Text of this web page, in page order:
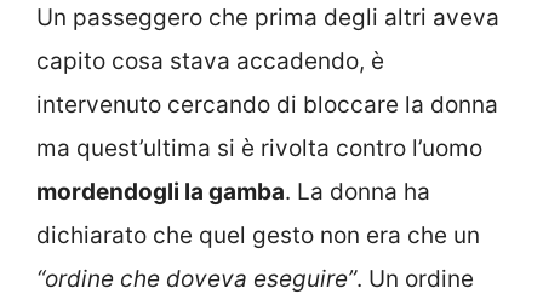
Un passeggero che prima degli altri aveva
capito cosa stava accadendo, è
intervenuto cercando di bloccare la donna
ma quest’ultima si è rivolta contro l’uomo
mordendogli la gamba. La donna ha
dichiarato che quel gesto non era che un
“ordine che doveva eseguire”. Un ordine